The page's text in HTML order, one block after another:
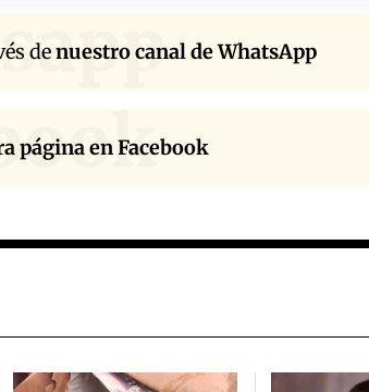
denuestro canal de WhatsApp
página en Facebook